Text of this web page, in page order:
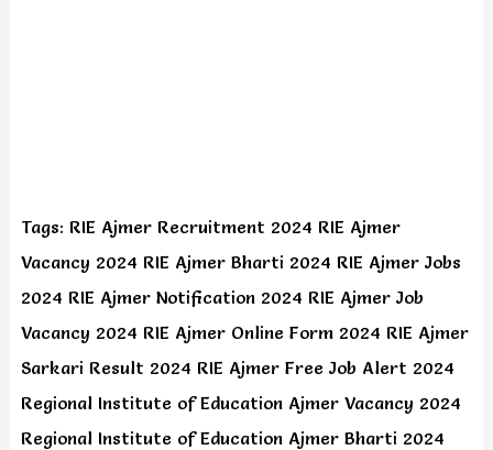
Tags: RIE Ajmer Recruitment 2024 RIE Ajmer
Vacancy 2024 RIE Ajmer Bharti 2024 RIE Ajmer Jobs
2024 RIE Ajmer Notification 2024 RIE Ajmer Job
Vacancy 2024 RIE Ajmer Online Form 2024 RIE Ajmer
Sarkari Result 2024 RIE Ajmer Free Job Alert 2024
Regional Institute of Education Ajmer Vacancy 2024
Regional Institute of Education Ajmer Bharti 2024